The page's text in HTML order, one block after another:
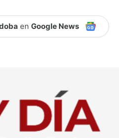
en Google News